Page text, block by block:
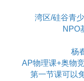
湾区/硅谷青
NPO
杨
AP物理课+奥物
第一节课可以